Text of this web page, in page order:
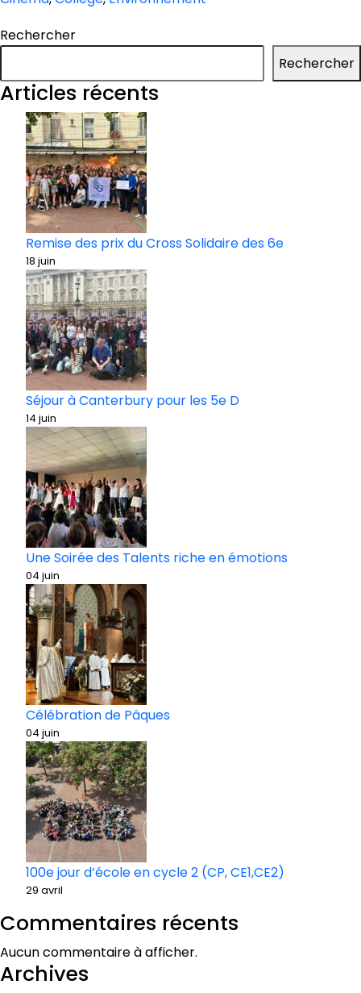
Rechercher
Rechercher
Articles récents
Remise des prix du Cross Solidaire des 6e
18 juin
Séjour à Canterbury pour les 5e D
14 juin
Une Soirée des Talents riche en émotions
04 juin
Célébration de Pâques
04 juin
100e jour d’école en cycle 2 (CP, CE1,CE2)
29 avril
Commentaires récents
Aucun commentaire à afficher.
Archives